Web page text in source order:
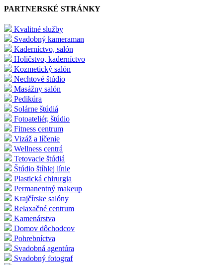
PARTNERSKÉ STRÁNKY
Kvalitné služby
Svadobný kameraman
Kaderníctvo, salón
Holičstvo, kaderníctvo
Kozmetický salón
Nechtové štúdio
Masážny salón
Pedikúra
Solárne štúdiá
Fotoateliér, štúdio
Fitness centrum
Vizáž a líčenie
Wellness centrá
Tetovacie štúdiá
Štúdio štíhlej línie
Plastická chirurgia
Permanentný makeup
Krajčírske salóny
Relaxačné centrum
Kamenárstva
Domov dôchodcov
Pohrebníctva
Svadobná agentúra
Svadobný fotograf